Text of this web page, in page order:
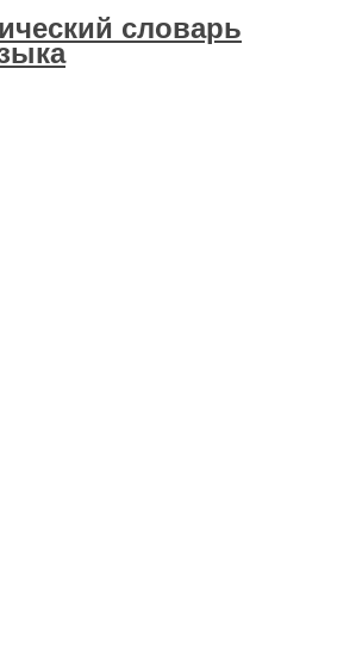
словарь